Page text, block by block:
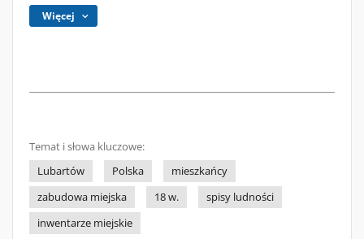
Więcej
Temat i słowa kluczowe:
Lubartów
Polska
mieszkańcy
zabudowa miejska
18 w.
spisy ludności
inwentarze miejskie